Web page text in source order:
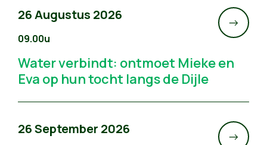
26 Augustus 2026
09.00u
Water verbindt: ontmoet Mieke en
Eva op hun tocht langs de Dijle
->
26 September 2026 ->